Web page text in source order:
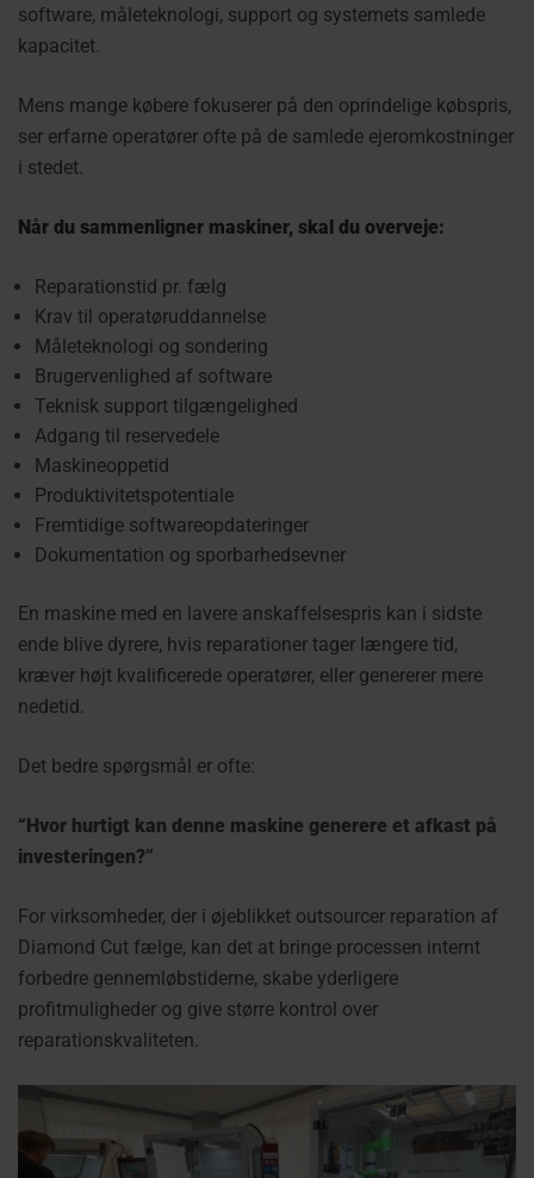
software, måleteknologi, support og systemets samlede
kapacitet.
Mens mange købere fokuserer på den oprindelige købspris,
ser erfarne operatører ofte på de samlede ejeromkostninger
i stedet.
Når du sammenligner maskiner, skal du overveje:
Reparationstid pr. fælg
Krav til operatøruddannelse
Måleteknologi og sondering
Brugervenlighed af software
Teknisk support tilgængelighed
Adgang til reservedele
Maskineoppetid
Produktivitetspotentiale
Fremtidige softwareopdateringer
Dokumentation og sporbarhedsevner
En maskine med en lavere anskaffelsespris kan i sidste
ende blive dyrere, hvis reparationer tager længere tid,
kræver højt kvalificerede operatører, eller genererer mere
nedetid.
Det bedre spørgsmål er ofte:
“Hvor hurtigt kan denne maskine generere et afkast på
investeringen?”
For virksomheder, der i øjeblikket outsourcer reparation af
Diamond Cut fælge, kan det at bringe processen internt
forbedre gennemløbstiderne, skabe yderligere
profitmuligheder og give større kontrol over
reparationskvaliteten.